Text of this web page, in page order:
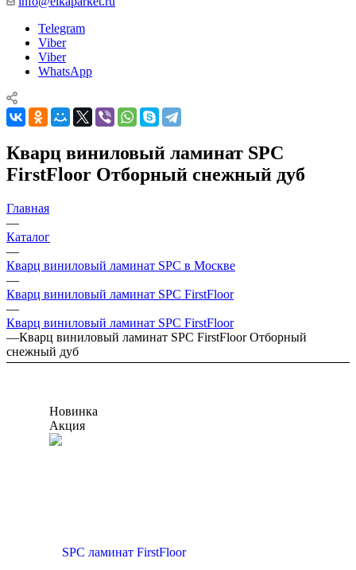
Telegram
Viber
Viber
WhatsApp
Кварц виниловый ламинат SPC
FirstFloor Отборный снежный дуб
Главная
—
Каталог
—
Кварц виниловый ламинат SPC в Москве
—
Кварц виниловый ламинат SPC FirstFloor
—
Кварц виниловый ламинат SPC FirstFloor
—Кварц виниловый ламинат SPC FirstFloor Отборный
снежный дуб
Новинка
Акция